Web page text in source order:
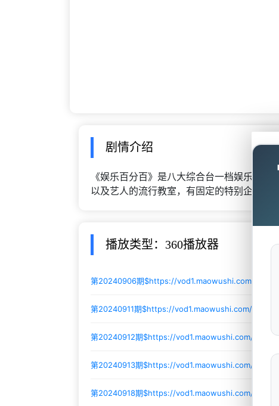
剧情介绍
《娱乐百分百》是八大综合台一档娱乐新
以及艺人的流行教室，有固定的特别企划，
播放类型：360播放器
第20240906期$https://vod1.maowushi.com/
第20240911期$https://vod1.maowushi.com/
第20240912期$https://vod1.maowushi.com/
第20240913期$https://vod1.maowushi.com/
第20240918期$https://vod1.maowushi.com/